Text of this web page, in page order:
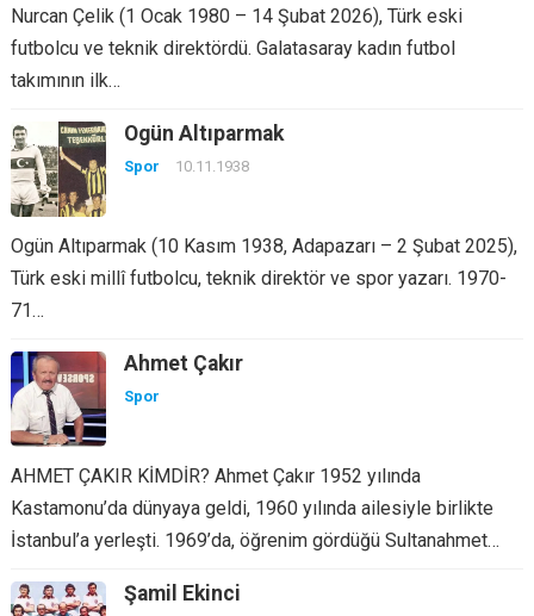
Nurcan Çelik (1 Ocak 1980 – 14 Şubat 2026), Türk eski
futbolcu ve teknik direktördü. Galatasaray kadın futbol
takımının ilk…
Ogün Altıparmak
Spor 10.11.1938
Ogün Altıparmak (10 Kasım 1938, Adapazarı – 2 Şubat 2025),
Türk eski millî futbolcu, teknik direktör ve spor yazarı. 1970-
71…
Ahmet Çakır
Spor
AHMET ÇAKIR KİMDİR? Ahmet Çakır 1952 yılında
Kastamonu’da dünyaya geldi, 1960 yılında ailesiyle birlikte
İstanbul’a yerleşti. 1969’da, öğrenim gördüğü Sultanahmet…
Şamil Ekinci